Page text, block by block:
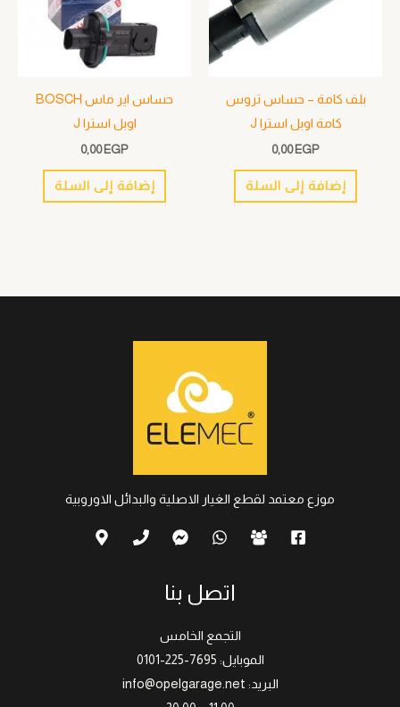
بلف كامة – حساس تروس
كامة اوبل استرا J
0,00 EGP
إضافة إلى السلة
حساس اير ماس BOSCH
اوبل استرا J
0,00 EGP
إضافة إلى السلة
موزع معتمد لقطع الغيار الاصلية والبدائل الاوروبية
اتصل بنا
التجمع الخامس
الموبايل: 7695-225-0101
البريد: info@opelgarage.net